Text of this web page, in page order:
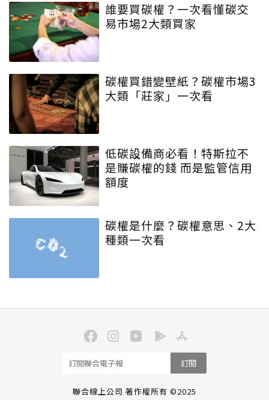
誰要買碳權？一次看懂碳交
易市場2大類買家
碳權買錯變壁紙？碳權市場3
大類「莊家」一次看
低碳設備商必看！特斯拉不
是賺碳權的錢 而是監管信用
額度
碳權是什麼？碳權意思、2大
種類一次看
訂閱
聯合線上公司 著作權所有 ©2025